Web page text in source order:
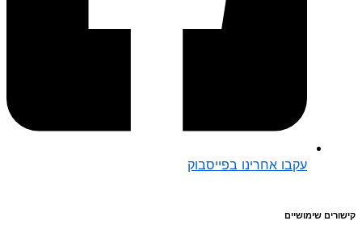
עקבו אחרינו בפייסבוק
קישורים שימושיים